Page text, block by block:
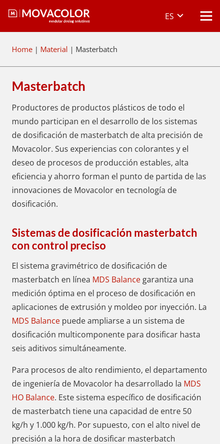
ES
Home | Material | Masterbatch
Masterbatch
Productores de productos plásticos de todo el
mundo participan en el desarrollo de los sistemas
de dosificación de masterbatch de alta precisión de
Movacolor. Sus experiencias con colorantes y el
deseo de procesos de producción estables, alta
eficiencia y ahorro forman el punto de partida de las
innovaciones de Movacolor en tecnología de
dosificación.
Sistemas de dosificación masterbatch
con control preciso
El sistema gravimétrico de dosificación de
masterbatch en línea MDS Balance garantiza una
medición óptima en el proceso de dosificación en
aplicaciones de extrusión y moldeo por inyección. La
MDS Balance puede ampliarse a un sistema de
dosificación multicomponente para dosificar hasta
seis aditivos simultáneamente.
Para procesos de alto rendimiento, el departamento
de ingeniería de Movacolor ha desarrollado la MDS
HO Balance. Este sistema específico de dosificación
de masterbatch tiene una capacidad de entre 50
kg/h y 1.000 kg/h. Por supuesto, con el alto nivel de
precisión a la hora de dosificar masterbatch